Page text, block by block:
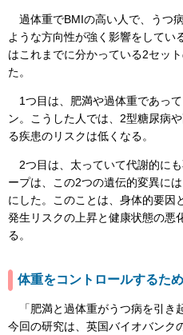
過体重でBMIの高い人で、うつ
ような方向性が強く影響をしてい
はこれまでに分かっている2セッ
た。
1つ目は、肥満や過体重であっ
ン。こうした人では、2型糖尿病
る疾患のリスクは低くなる。
2つ目は、太っていて代謝的に
ープは、この2つの遺伝的変異に
にした。このことは、身体的要因
発生リスクの上昇と健康状態の悪
る。
体重をコントロールするた
「肥満と過体重がうつ病を引き
今回の研究は、英国バイオバンク